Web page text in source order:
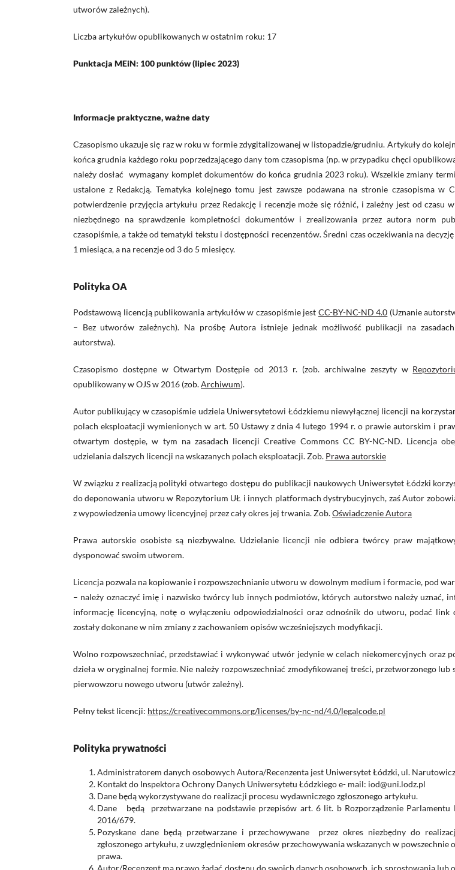
utworów zależnych).
Liczba artykułów opublikowanych w ostatnim roku: 17
Punktacja MEiN: 100 punktów (lipiec 2023)
Informacje praktyczne, ważne daty
Czasopismo ukazuje się raz w roku w formie zdygitalizowanej w listopadzie/grudniu. Artykuły do
końca grudnia każdego roku poprzedzającego dany tom czasopisma (np. w przypadku chęci
należy dosłać wymagany komplet dokumentów do końca grudnia 2023 roku). Wszelkie zmiany
ustalone z Redakcją. Tematyka kolejnego tomu jest zawsze podawana na stronie czasopisma w
potwierdzenie przyjęcia artykułu przez Redakcję i recenzje może się różnić, i zależny jest od czasu
niezbędnego na sprawdzenie kompletności dokumentów i zrealizowania przez autora norm
czasopiśmie, a także od tematyki tekstu i dostępności recenzentów. Średni czas oczekiwania na
1 miesiąca, a na recenzje od 3 do 5 miesięcy.
Polityka OA
Podstawową licencją publikowania artykułów w czasopiśmie jest CC-BY-NC-ND 4.0 (Uznanie
– Bez utworów zależnych). Na prośbę Autora istnieje jednak możliwość publikacji na
autorstwa).
Czasopismo dostępne w Otwartym Dostępie od 2013 r. (zob. archiwalne zeszyty w
opublikowany w OJS w 2016 (zob.Archiwum).
Autor publikujący w czasopiśmie udziela Uniwersytetowi Łódzkiemu niewyłącznej licencji na
polach eksploatacji wymienionych w art. 50 Ustawy z dnia 4 lutego 1994 r. o prawie autorskim i
otwartym dostępie, w tym na zasadach licencji Creative Commons CC BY-NC-ND. Licencja
udzielania dalszych licencji na wskazanych polach eksploatacji. Zob. Prawa autorskie
W związku z realizacją polityki otwartego dostępu do publikacji naukowych Uniwersytet Łódzki
do deponowania utworu w Repozytorium UŁ i innych platformach dystrybucyjnych, zaś Autor
z wypowiedzenia umowy licencyjnej przez cały okres jej trwania. Zob.Oświadczenie Autora
Prawa autorskie osobiste są niezbywalne. Udzielanie licencji nie odbiera twórcy praw
dysponować swoim utworem.
Licencja pozwala na kopiowanie i rozpowszechnianie utworu w dowolnym medium i formacie, pod
– należy oznaczyć imię i nazwisko twórcy lub innych podmiotów, których autorstwo należy uznać,
informację licencyjną, notę o wyłączeniu odpowiedzialności oraz odnośnik do utworu, podać link
zostały dokonane w nim zmiany z zachowaniem opisów wcześniejszych modyfikacji.
Wolno rozpowszechniać, przedstawiać i wykonywać utwór jedynie w celach niekomercyjnych oraz
dzieła w oryginalnej formie. Nie należy rozpowszechniać zmodyfikowanej treści, przetworzonego lub
pierwowzoru nowego utworu (utwór zależny).
Pełny tekst licencji: https://creativecommons.org/licenses/by-nc-nd/4.0/legalcode.pl
Polityka prywatności
Administratorem danych osobowych Autora/Recenzenta jest Uniwersytet Łódzki, ul.
Kontakt do Inspektora Ochrony Danych Uniwersytetu Łódzkiego e- mail: iod@uni.lodz.pl
Dane będą wykorzystywane do realizacji procesu wydawniczego zgłoszonego artykułu.
Dane będą przetwarzane na podstawie przepisów art. 6 lit. b Rozporządzenie Parlamentu
2016/679.
Pozyskane dane będą przetwarzane i przechowywane przez okres niezbędny do
zgłoszonego artykułu, z uwzględnieniem okresów przechowywania wskazanych w powszechnie
prawa.
Autor/Recenzent ma prawo żądać dostępu do swoich danych osobowych, ich sprostowania lub